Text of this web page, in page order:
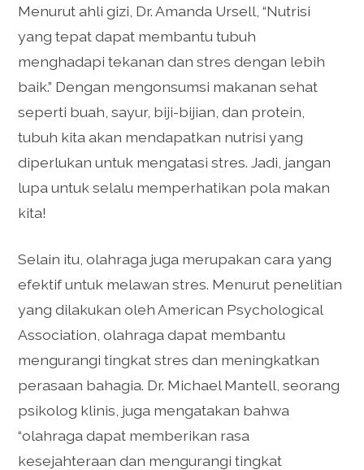
Menurut ahli gizi, Dr. Amanda Ursell, “Nutrisi
yang tepat dapat membantu tubuh
menghadapi tekanan dan stres dengan lebih
baik.” Dengan mengonsumsi makanan sehat
seperti buah, sayur, biji-bijian, dan protein,
tubuh kita akan mendapatkan nutrisi yang
diperlukan untuk mengatasi stres. Jadi, jangan
lupa untuk selalu memperhatikan pola makan
kita!
Selain itu, olahraga juga merupakan cara yang
efektif untuk melawan stres. Menurut penelitian
yang dilakukan oleh American Psychological
Association, olahraga dapat membantu
mengurangi tingkat stres dan meningkatkan
perasaan bahagia. Dr. Michael Mantell, seorang
psikolog klinis, juga mengatakan bahwa
“olahraga dapat memberikan rasa
kesejahteraan dan mengurangi tingkat